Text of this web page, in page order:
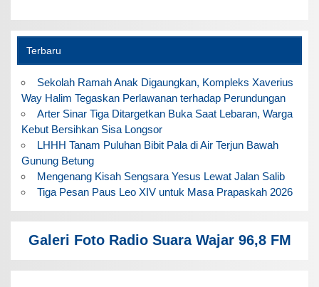
Terbaru
Sekolah Ramah Anak Digaungkan, Kompleks Xaverius
Way Halim Tegaskan Perlawanan terhadap Perundungan
Arter Sinar Tiga Ditargetkan Buka Saat Lebaran, Warga
Kebut Bersihkan Sisa Longsor
LHHH Tanam Puluhan Bibit Pala di Air Terjun Bawah
Gunung Betung
Mengenang Kisah Sengsara Yesus Lewat Jalan Salib
Tiga Pesan Paus Leo XIV untuk Masa Prapaskah 2026
Galeri Foto Radio Suara Wajar 96,8 FM